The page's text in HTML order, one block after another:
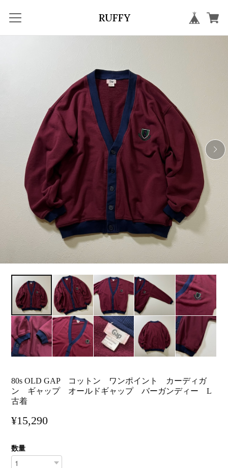
RUFFY
80s OLD GAP コットン ワンポイント カーディガ
ン ギャップ オールドギャップ バーガンディー L
古着
¥15,290
数量